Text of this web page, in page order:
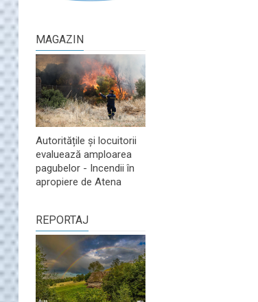
MAGAZIN
Autoritățile și locuitorii
evaluează amploarea
pagubelor - Incendii în
apropiere de Atena
REPORTAJ